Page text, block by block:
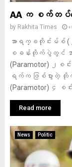
AA က စက်တပ်
by Rakhita Times
အာရက္ခတိုင်းမ်စ် (၂
စခန်းတိုက်ပွဲတွင် အ
(Paramotor) ၂စ
ရက်က ဖြစ်ပွားတဲ့
(Paramotor) ၄ စင်
Read more
News Politic